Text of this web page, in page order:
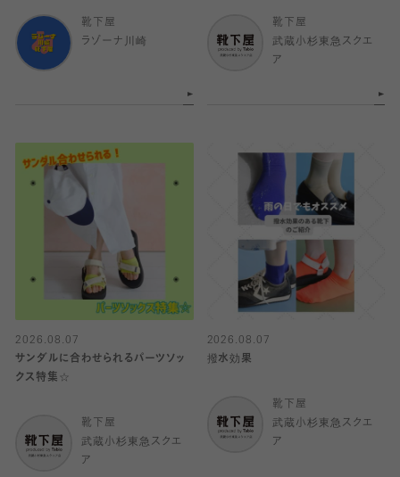
靴下屋
ラゾーナ川崎
靴下屋
武蔵小杉東急スクエ
ア
2026.08.07
サンダルに合わせられるパーツソッ
クス特集☆
靴下屋
武蔵小杉東急スクエ
ア
2026.08.07
撥水効果
靴下屋
武蔵小杉東急スクエ
ア